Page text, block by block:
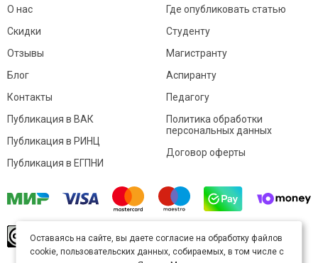
О нас
Скидки
Отзывы
Блог
Контакты
Где опубликовать статью
Студенту
Магистранту
Аспиранту
Педагогу
Публикация в ВАК
Публикация в РИНЦ
Публикация в ЕГПНИ
Политика обработки
персональных данных
Договор оферты
произведение доступно полицензии Creative
Commons «Attribution» («Атрибуция») 4.0
Оставаясь на сайте, вы даете согласие на обработку файлов
cookie, пользовательских данных, собираемых, в том числе с